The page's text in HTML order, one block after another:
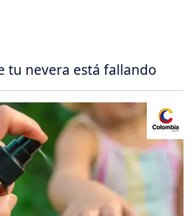
tu nevera está fallando